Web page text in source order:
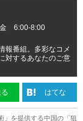
金 6:00-8:00
報番組。多彩なコメ
対するあなたのご意
はてな
」を提供する中国の「狙